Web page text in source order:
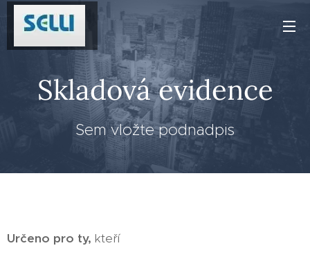
Skladová evidence
Sem vložte podnadpis
Určeno pro ty, kteří